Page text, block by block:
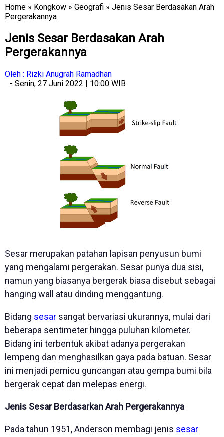
Home » Kongkow » Geografi » Jenis Sesar Berdasakan Arah
Pergerakannya
Jenis Sesar Berdasakan Arah
Pergerakannya
Oleh : Rizki Anugrah Ramadhan
- Senin, 27 Juni 2022 | 10:00 WIB
Sesar merupakan patahan lapisan penyusun bumi
yang mengalami pergerakan. Sesar punya dua sisi,
namun yang biasanya bergerak biasa disebut sebagai
hanging wall atau dinding menggantung.
Bidang sesar sangat bervariasi ukurannya, mulai dari
beberapa sentimeter hingga puluhan kilometer.
Bidang ini terbentuk akibat adanya pergerakan
lempeng dan menghasilkan gaya pada batuan. Sesar
ini menjadi pemicu guncangan atau gempa bumi bila
bergerak cepat dan melepas energi.
Jenis Sesar Berdasarkan Arah Pergerakannya
Pada tahun 1951, Anderson membagi jenis sesar